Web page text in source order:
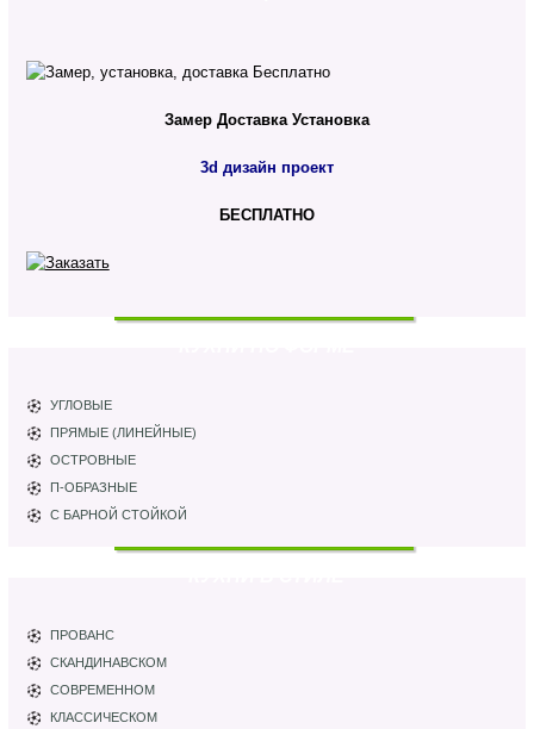
Замер Доставка Установка
3d дизайн проект
БЕСПЛАТНО
УГЛОВЫЕ
ПРЯМЫЕ (ЛИНЕЙНЫЕ)
ОСТРОВНЫЕ
П-ОБРАЗНЫЕ
С БАРНОЙ СТОЙКОЙ
ПРОВАНС
СКАНДИНАВСКОМ
СОВРЕМЕННОМ
КЛАССИЧЕСКОМ